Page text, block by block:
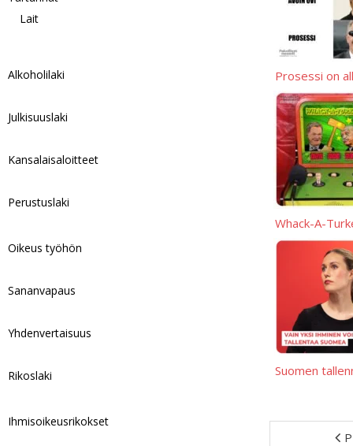
Prosessi on
Whack-A-
Suomen
Lait
Alkoholilaki
Julkisuuslaki
Kansalaisaloitteet
Perustuslaki
Oikeus työhön
Sananvapaus
Yhdenvertaisuus
Rikoslaki
Ihmisoikeusrikokset